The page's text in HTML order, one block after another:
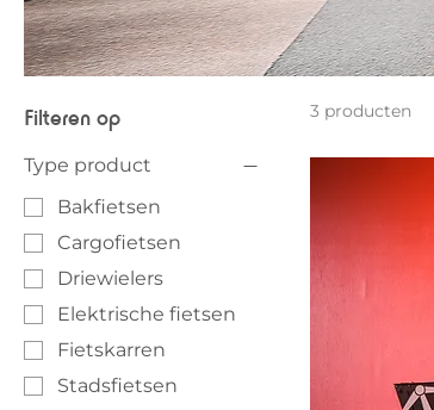
Filteren op
Type product
Bakfietsen
Cargofietsen
Driewielers
Elektrische fietsen
Fietskarren
Stadsfietsen
3 producten